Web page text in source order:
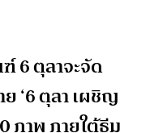
6 ตุลาจะจัด
‘6 ตุลา เผชิญ
ภาพ ภายใต้ธีม